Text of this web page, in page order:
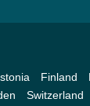
Finland
Switzerland